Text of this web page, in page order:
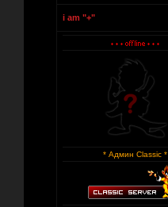
i am "+"
* Админ Classic *